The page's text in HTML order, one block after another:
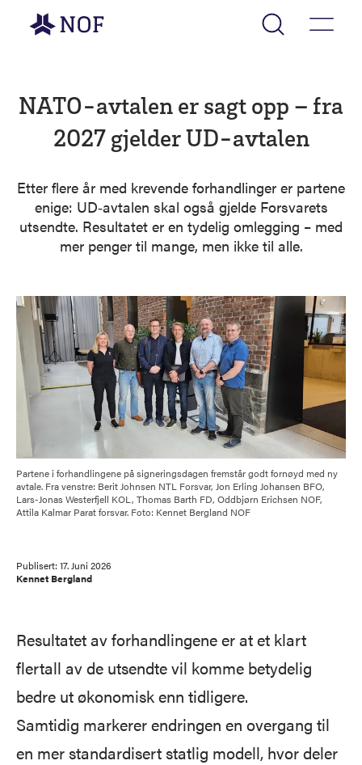
Gå til forsiden
NATO-avtalen er sagt opp – fra
2027 gjelder UD-avtalen
Etter flere år med krevende forhandlinger er partene
enige: UD‑avtalen skal også gjelde Forsvarets
utsendte. Resultatet er en tydelig omlegging – med
mer penger til mange, men ikke til alle.
Partene i forhandlingene på signeringsdagen fremstår godt fornøyd med ny
avtale. Fra venstre: Berit Johnsen NTL Forsvar, Jon Erling Johansen BFO,
Lars-Jonas Westerfjell KOL, Thomas Barth FD, Oddbjørn Erichsen NOF,
Attila Kalmar Parat forsvar. Foto: Kennet Bergland NOF
Publisert: 17. Juni 2026
Kennet Bergland
Resultatet av forhandlingene er at et klart
flertall av de utsendte vil komme betydelig
bedre ut økonomisk enn tidligere.
Samtidig markerer endringen en overgang til
en mer standardisert statlig modell, hvor deler